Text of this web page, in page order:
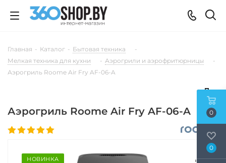
Главная - Каталог - Бытовая техника
-
Мелкая техника для кухни
- Аэрогрили и аэрофритюрницы
-
Аэрогриль Roome Air Fry AF-06-A
Аэрогриль Roome Air Fry AF-06-A
НОВИНКА
0
0